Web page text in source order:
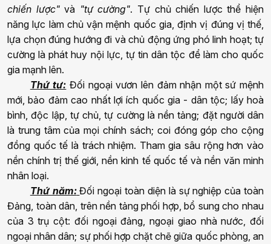
chiến lược"và "tự cường". Tự chủ chiến lược thể hiện
năng lực làm chủ vận mệnh quốc gia, định vị đúng vị thế,
lựa chọn đúng hướng đi và chủ động ứng phó linh hoạt; tự
cường là phát huy nội lực , tự tin dân tộc để làm cho quốc
gia mạnh lên.
Thứ tư: Đối ngoại vươn lên đảm nhận một sứ mệnh
mới ,bảo đảm cao nhất lợi ích quốc gia - dân tộc; lấy hoà
bình, độc lập, tự chủ, tự cường là nền tảng; đặt người dân
là trung tâm của mọi chính sách; coi đóng góp cho cộng
đồng quốc tế là trách nhiệm. Tham gia sâu rộng hơn vào
nền chính trị thế giới, nền kinh tế quốc tế và nền văn minh
nhân loại.
Thứ năm: Đối ngoại toàn diện là sự nghiệp của toàn
Đảng, toàn dân, trên nền tảng phối hợp, bổ sung cho nhau
của 3 trụ cột: đối ngoại đảng, ngoại giao nhà nước, đối
ngoại nhân dân; sự phối hợp chặt chẽ giữa quốc phòng, an